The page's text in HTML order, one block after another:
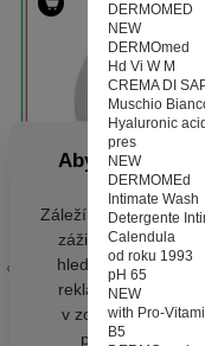
DERMOMED
NEW
DERMOmed
Hd Vi W M
CREMA DI
Muschio
Hyaluronic acid
pres
NEW
DERMOMEd
Intimate Wash
Detergente
Calendula
od roku 1993
pH 65
NEW
with Pro-
B5
Aby web
Záleží nám na tom,
zážitkem. Abyste
hledáte, ušetřili
reklamy na věci,
v zobrazení na
přihlašovat.